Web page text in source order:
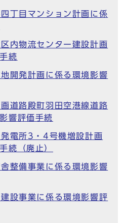
丁目マンション計画に係
内物流センター建設計画
続
開発計画に係る環境影響
道路殿町羽田空港線道路
響評価手続
電所3・4号機増設計画
続（廃止）
整備事業に係る環境影響
設事業に係る環境影響評